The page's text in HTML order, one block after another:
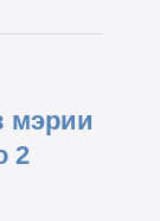
мэрии
2